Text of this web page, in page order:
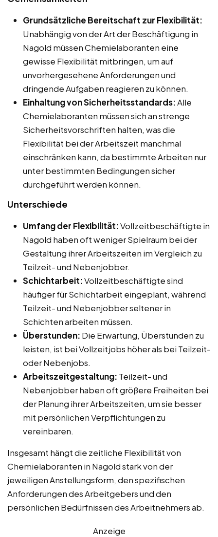
Grundsätzliche Bereitschaft zur Flexibilität:
Unabhängig von der Art der Beschäftigung in
Nagold müssen Chemielaboranten eine
gewisse Flexibilität mitbringen, um auf
unvorhergesehene Anforderungen und
dringende Aufgaben reagieren zu können.
Einhaltung von Sicherheitsstandards:Alle
Chemielaboranten müssen sich an strenge
Sicherheitsvorschriften halten, was die
Flexibilität bei der Arbeitszeit manchmal
einschränken kann, da bestimmte Arbeiten nur
unter bestimmten Bedingungen sicher
durchgeführt werden können.
Unterschiede
Umfang der Flexibilität:Vollzeitbeschäftigte in
Nagold haben oft weniger Spielraum bei der
Gestaltung ihrer Arbeitszeiten im Vergleich zu
Teilzeit- und Nebenjobber.
Schichtarbeit:Vollzeitbeschäftigte sind
häufiger für Schichtarbeit eingeplant, während
Teilzeit- und Nebenjobber seltener in
Schichten arbeiten müssen.
Überstunden: Die Erwartung, Überstunden zu
leisten, ist bei Vollzeitjobs höher als bei Teilzeit-
oder Nebenjobs.
Arbeitszeitgestaltung: Teilzeit- und
Nebenjobber haben oft größere Freiheiten bei
der Planung ihrer Arbeitszeiten, um sie besser
mit persönlichen Verpflichtungen zu
vereinbaren.
Insgesamt hängt die zeitliche Flexibilität von
Chemielaboranten in Nagold stark von der
jeweiligen Anstellungsform, den spezifischen
Anforderungen des Arbeitgebers und den
persönlichen Bedürfnissen des Arbeitnehmers ab.
Anzeige